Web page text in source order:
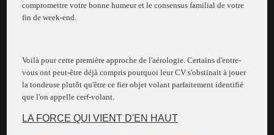
compromettre votre bonne humeur et le consensus familial de votre
fin de week-end.
Voilà pour cette première approche de l'aérologie. Certains d'entre-
vous ont peut-être déjà compris pourquoi leur CV s'obstinait à jouer
la tondeuse plutôt qu'être ce fier objet volant parfaitement identifié
que l'on appelle cerf-volant.
LA FORCE QUI VIENT D'EN HAUT